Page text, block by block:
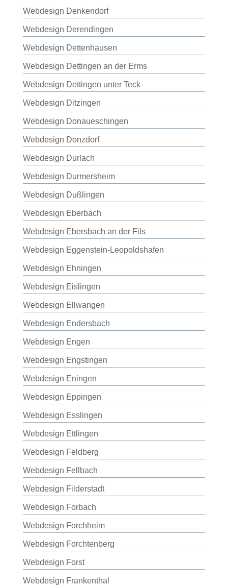
Webdesign Denkendorf
Webdesign Derendingen
Webdesign Dettenhausen
Webdesign Dettingen an der Erms
Webdesign Dettingen unter Teck
Webdesign Ditzingen
Webdesign Donaueschingen
Webdesign Donzdorf
Webdesign Durlach
Webdesign Durmersheim
Webdesign Dußlingen
Webdesign Eberbach
Webdesign Ebersbach an der Fils
Webdesign Eggenstein-Leopoldshafen
Webdesign Ehningen
Webdesign Eislingen
Webdesign Ellwangen
Webdesign Endersbach
Webdesign Engen
Webdesign Engstingen
Webdesign Eningen
Webdesign Eppingen
Webdesign Esslingen
Webdesign Ettlingen
Webdesign Feldberg
Webdesign Fellbach
Webdesign Filderstadt
Webdesign Forbach
Webdesign Forchheim
Webdesign Forchtenberg
Webdesign Forst
Webdesign Frankenthal